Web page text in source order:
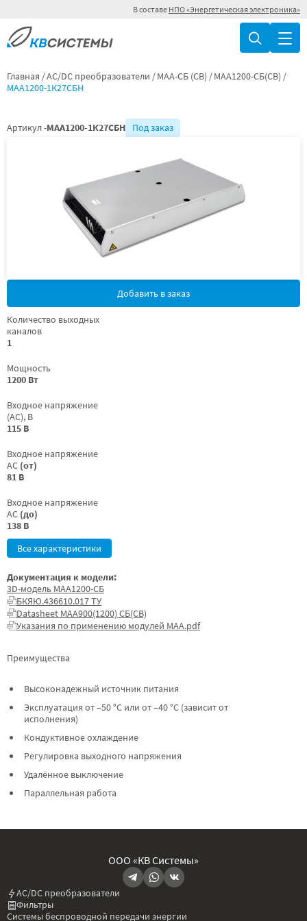
В составе НПО «Энергетическая электроника»
Главная AC/DC преобразователи МАА-СБ (СВ)
МАА1200-СБ(СВ)
МАА1200-1К27СБН
Артикул -МАА1200-1К27СБН Под заказ
Добавить в заказ
Количество выходных
каналов
1
Мощность
1200 Вт
Входное напряжение
(AC), В
115 В
Входное напряжение
AC (от)
81 В
Входное напряжение
AC (до)
138 В
Все характеристики
Преимущества
Высоконадежный источник питания
Эксплуатация от –50 °C или от –40 °C (зависит от
исполнения)
Кондуктивное охлаждение
Регулировка выходного напряжения
Удалённое выключение
Параллельная работа
Документация к модели:
3D-модель МАА1200-СБ
БКЯЮ.436610.017 ТУ
Datasheet МАА900(1200) СБ(СВ)
Указания по применению модулей МАА.pdf
ООО «КВ Системы»
AC/DC преобразователи
Фильтры
Системы беспроводной передачи энергии